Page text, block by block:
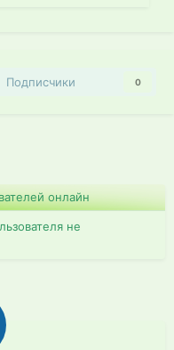
Подписчики 0
онлайн
не